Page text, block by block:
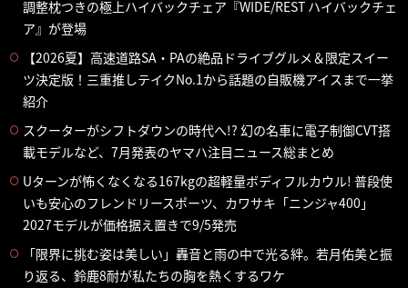
調整枕つきの極上ハイバックチェア『WIDE/REST ハイバックチェ
ア』が登場
【2026夏】高速道路SA・PAの絶品ドライブグルメ＆限定スイー
ツ決定版！三重推しテイクNo.1から話題の自販機アイスまで一挙
紹介
スクーターがシフトダウンの時代へ!? 幻の名車に電子制御CVT搭
載モデルなど、7月発表のヤマハ注目ニュース総まとめ
Uターンが怖くなくなる167kgの超軽量ボディフルカウル! 普段使
いも安心のフレンドリースポーツ、カワサキ「ニンジャ400」
2027モデルが価格据え置きで9/5発売
「限界に挑む姿は美しい」轟音と雨の中で光る絆。若月佑美と振
り返る、鈴鹿8耐が私たちの胸を熱くするワケ